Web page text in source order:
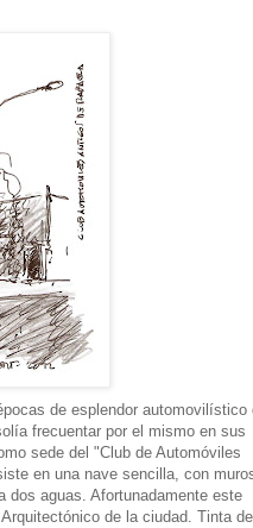
de esplendor automovilístico
frecuentar por el mismo en sus
sede del "Club de Automóviles
en una nave sencilla, con
dos aguas. Afortunadamente este
de la ciudad. Tinta de